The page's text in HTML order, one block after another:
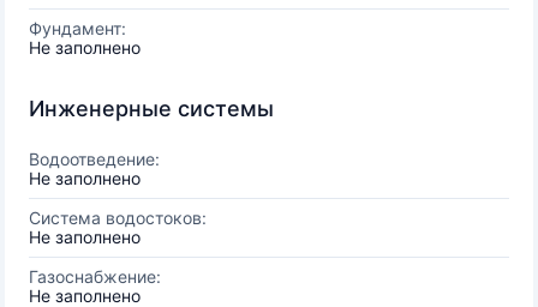
Фундамент:
Не заполнено
Инженерные системы
Водоотведение:
Не заполнено
Система водостоков:
Не заполнено
Газоснабжение:
Не заполнено